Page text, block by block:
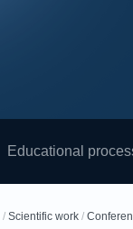
Educational
/ Scientific work /